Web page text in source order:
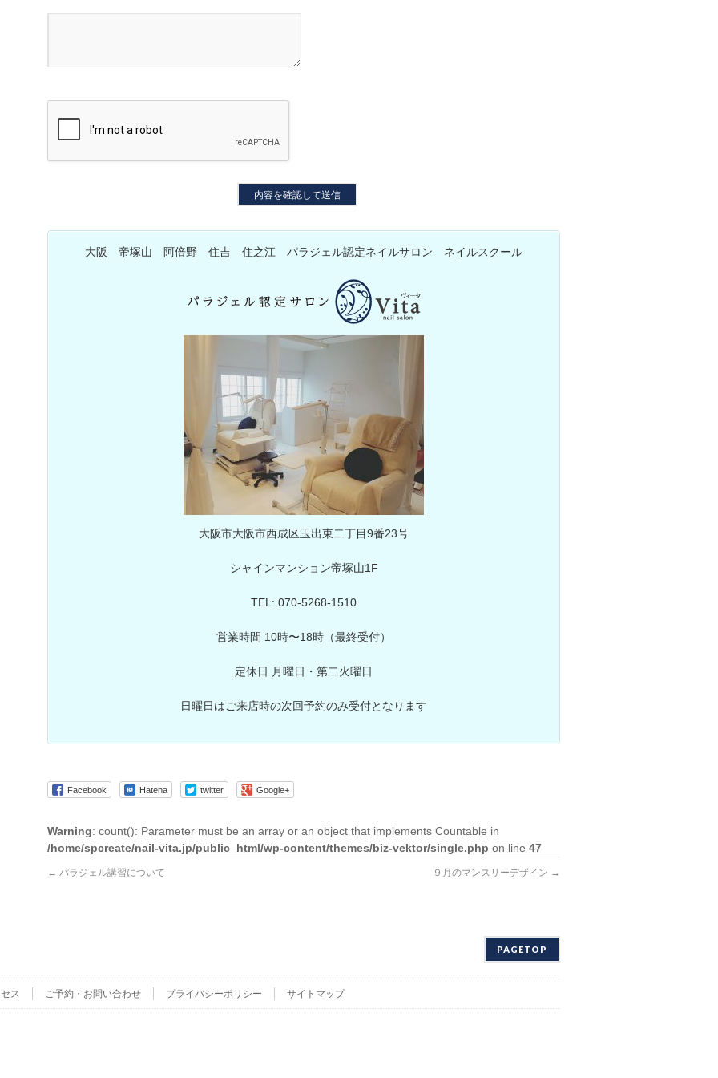
大阪 帝塚山 阿倍野 住吉 住之江 パラジェル認定ネイルサロン ネイルスクール
大阪市大阪市西成区玉出東二丁目9番23号
シャインマンション帝塚山1F
TEL: 070-5268-1510
営業時間 10時〜18時（最終受付）
定休日 月曜日・第二火曜日
日曜日はご来店時の次回予約のみ受付となります
Facebook Hatena twitter Google+
Warning: count(): Parameter must be an array or an object that implements Countable in
/home/spcreate/nail-vita.jp/public_html/wp-content/themes/biz-vektor/single.php on line 47
← パラジェル講習について ９月のマンスリーデザイン →
PAGETOP
ス ご予約・お問い合わせ プライバシーポリシー サイトマップ